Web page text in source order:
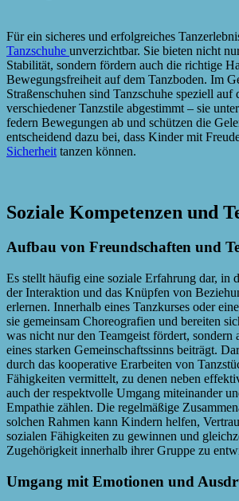
Für ein sicheres und erfolgreiches
Tanzschuhe unverzichtbar. Sie bieten nicht
Stabilität, sondern fördern auch die richtige
Bewegungsfreiheit auf dem Tanzboden. Im
Straßenschuhen sind Tanzschuhe speziell
verschiedener Tanzstile abgestimmt – sie
federn Bewegungen ab und schützen die
entscheidend dazu bei, dass Kinder mit
Sicherheit tanzen können.
Soziale Kompetenzen und
Aufbau von Freundschaften und
Es stellt häufig eine soziale Erfahrung dar, in
der Interaktion und das Knüpfen von
erlernen. Innerhalb eines Tanzkurses oder
sie gemeinsam Choreografien und bereiten
was nicht nur den Teamgeist fördert,
eines starken Gemeinschaftssinns beiträgt.
durch das kooperative Erarbeiten von
Fähigkeiten vermittelt, zu denen neben
auch der respektvolle Umgang miteinander
Empathie zählen. Die regelmäßige
solchen Rahmen kann Kindern helfen,
sozialen Fähigkeiten zu gewinnen und
Zugehörigkeit innerhalb ihrer Gruppe zu
Umgang mit Emotionen und